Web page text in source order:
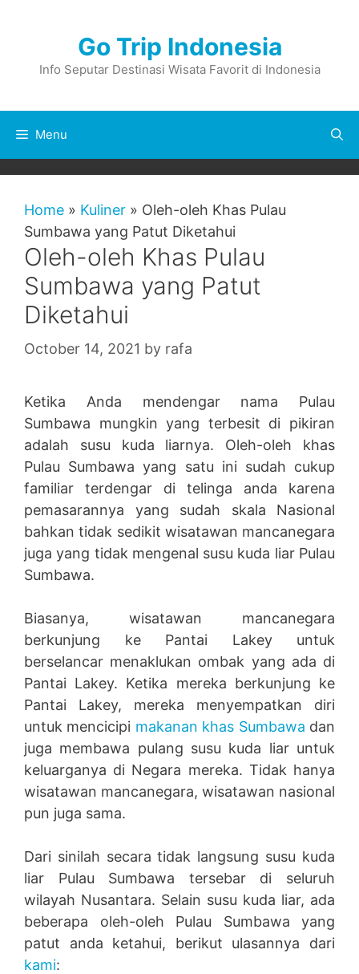
Go Trip Indonesia
Info Seputar Destinasi Wisata Favorit di Indonesia
Menu
Home » Kuliner » Oleh-oleh Khas Pulau
Sumbawa yang Patut Diketahui
Oleh-oleh Khas Pulau
Sumbawa yang Patut
Diketahui
October 14, 2021 by rafa
Ketika Anda mendengar nama Pulau
Sumbawa mungkin yang terbesit di pikiran
adalah susu kuda liarnya. Oleh-oleh khas
Pulau Sumbawa yang satu ini sudah cukup
familiar terdengar di telinga anda karena
pemasarannya yang sudah skala Nasional
bahkan tidak sedikit wisatawan mancanegara
juga yang tidak mengenal susu kuda liar Pulau
Sumbawa.
Biasanya, wisatawan mancanegara
berkunjung ke Pantai Lakey untuk
berselancar menaklukan ombak yang ada di
Pantai Lakey. Ketika mereka berkunjung ke
Pantai Lakey, mereka menyempatkan diri
untuk mencicipi makanan khas Sumbawa dan
juga membawa pulang susu kuda liar untuk
keluarganya di Negara mereka. Tidak hanya
wisatawan mancanegara, wisatawan nasional
pun juga sama.
Dari sinilah secara tidak langsung susu kuda
liar Pulau Sumbawa tersebar di seluruh
wilayah Nusantara. Selain susu kuda liar, ada
beberapa oleh-oleh Pulau Sumbawa yang
patut anda ketahui, berikut ulasannya dari
kami: